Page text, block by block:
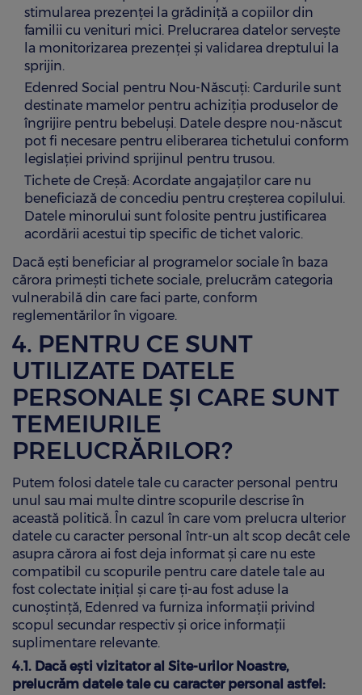
stimularea prezenței la grădiniță a copiilor din
familii cu venituri mici. Prelucrarea datelor servește
la monitorizarea prezenței și validarea dreptului la
sprijin.
Edenred Social pentru Nou-Născuți: Cardurile sunt
destinate mamelor pentru achiziția produselor de
îngrijire pentru bebeluși. Datele despre nou-născut
pot fi necesare pentru eliberarea tichetului conform
legislației privind sprijinul pentru trusou.
Tichete de Creșă: Acordate angajaților care nu
beneficiază de concediu pentru creșterea copilului.
Datele minorului sunt folosite pentru justificarea
acordării acestui tip specific de tichet valoric.
Dacă ești beneficiar al programelor sociale în baza
cărora primești tichete sociale, prelucrăm categoria
vulnerabilă din care faci parte, conform
reglementărilor în vigoare.
4. PENTRU CE SUNT
UTILIZATE DATELE
PERSONALE ȘI CARE SUNT
TEMEIURILE
PRELUCRĂRILOR?
Putem folosi datele tale cu caracter personal pentru
unul sau mai multe dintre scopurile descrise în
această politică. În cazul în care vom prelucra ulterior
datele cu caracter personal într-un alt scop decât cele
asupra cărora ai fost deja informat și care nu este
compatibil cu scopurile pentru care datele tale au
fost colectate inițial și care ți-au fost aduse la
cunoștință, Edenred va furniza informații privind
scopul secundar respectiv și orice informații
suplimentare relevante.
4.1. Dacă ești vizitator al Site-urilor Noastre,
prelucrăm datele tale cu caracter personal astfel: